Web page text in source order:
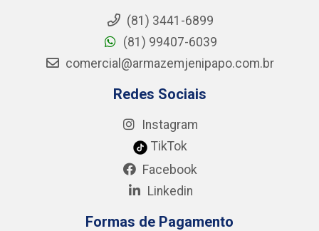
(81) 3441-6899
(81) 99407-6039
comercial@armazemjenipapo.com.br
Redes Sociais
Instagram
TikTok
Facebook
Linkedin
Formas de Pagamento